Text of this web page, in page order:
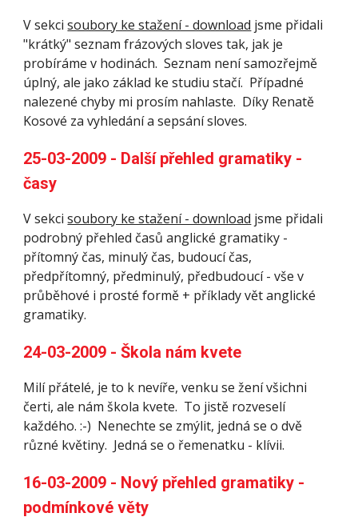
V sekci soubory ke stažení - download jsme přidali
"krátký" seznam frázových sloves tak, jak je
probíráme v hodinách.  Seznam není samozřejmě
úplný, ale jako základ ke studiu stačí.  Případné
nalezené chyby mi prosím nahlaste.  Díky Renatě
Kosové za vyhledání a sepsání sloves.
25-03-2009 - Další přehled gramatiky -
časy
V sekci soubory ke stažení - download jsme přidali
podrobný přehled časů anglické gramatiky -
přítomný čas, minulý čas, budoucí čas,
předpřítomný, předminulý, předbudoucí - vše v
průběhové i prosté formě + příklady vět anglické
gramatiky.
24-03-2009 - Škola nám kvete
Milí přátelé, je to k nevíře, venku se žení všichni
čerti, ale nám škola kvete.  To jistě rozveselí
každého. :-)  Nenechte se zmýlit, jedná se o dvě
různé květiny.  Jedná se o řemenatku - klívii.
16-03-2009 - Nový přehled gramatiky -
podmínkové věty